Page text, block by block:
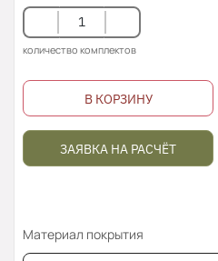
количество комплектов
В КОРЗИНУ
ЗАЯВКА НА РАСЧЁТ
Материал покрытия